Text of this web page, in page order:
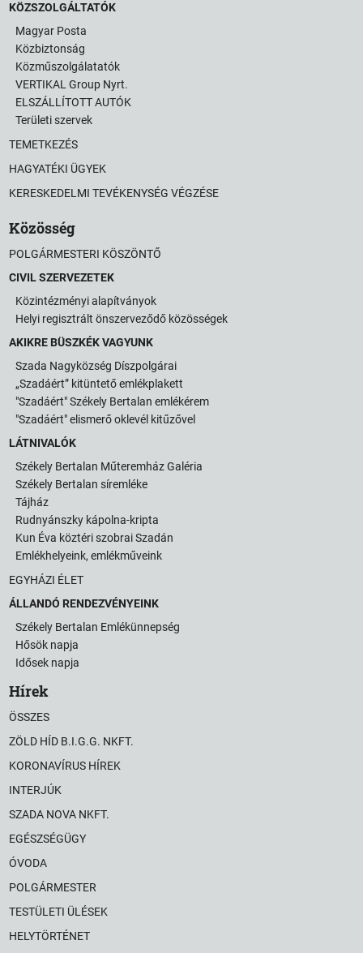
KÖZSZOLGÁLTATÓK
Magyar Posta
Közbiztonság
Közműszolgálatatók
VERTIKAL Group Nyrt.
ELSZÁLLÍTOTT AUTÓK
Területi szervek
TEMETKEZÉS
HAGYATÉKI ÜGYEK
KERESKEDELMI TEVÉKENYSÉG VÉGZÉSE
Közösség
POLGÁRMESTERI KÖSZÖNTŐ
CIVIL SZERVEZETEK
Közintézményi alapítványok
Helyi regisztrált önszerveződő közösségek
AKIKRE BÜSZKÉK VAGYUNK
Szada Nagyközség Díszpolgárai
„Szadáért” kitüntető emlékplakett
"Szadáért" Székely Bertalan emlékérem
"Szadáért" elismerő oklevél kitűzővel
LÁTNIVALÓK
Székely Bertalan Műteremház Galéria
Székely Bertalan síremléke
Tájház
Rudnyánszky kápolna-kripta
Kun Éva köztéri szobrai Szadán
Emlékhelyeink, emlékműveink
EGYHÁZI ÉLET
ÁLLANDÓ RENDEZVÉNYEINK
Székely Bertalan Emlékünnepség
Hősök napja
Idősek napja
Hírek
ÖSSZES
ZÖLD HÍD B.I.G.G. NKFT.
KORONAVÍRUS HÍREK
INTERJÚK
SZADA NOVA NKFT.
EGÉSZSÉGÜGY
ÓVODA
POLGÁRMESTER
TESTÜLETI ÜLÉSEK
HELYTÖRTÉNET